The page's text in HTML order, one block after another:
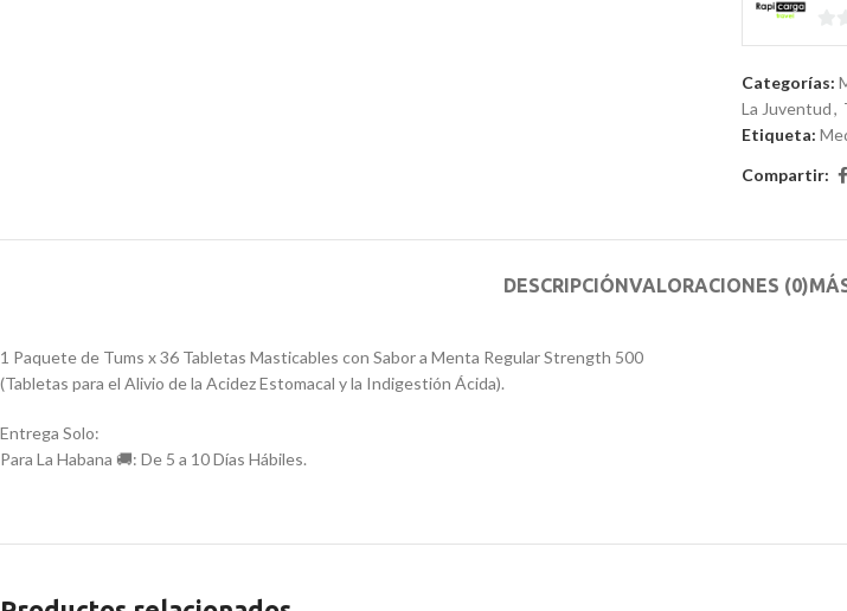
0
Categorías:
La Juventud,
Etiqueta:
Compartir:
DESCRIPCIÓNVALORACIONES (0)
1 Paquete de Tums x 36 Tabletas Masticables con Sabor a Menta Regular Strength 500
(Tabletas para el Alivio de la Acidez Estomacal y la Indigestión Ácida).
Entrega Solo:
Para La Habana 🚚: De 5 a 10 Días Hábiles.